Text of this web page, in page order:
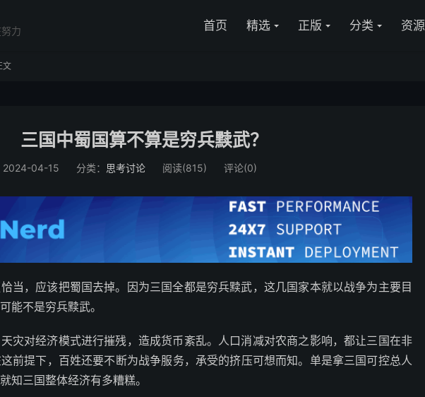
力
首页 精选 正版 分类 资源
文
三国中蜀国算不算是穷兵黩武？
2024-04-15 分类： 思考讨论 阅读(815) 评论(0)
当，应该把蜀国去掉。因为三国全都是穷兵黩武，这几国家本就以战争为主要目
能不是穷兵黩武。
灾对经济模式进行摧残，造成货币紊乱。人口消减对农商之影响，都让三国在非
前提下，百姓还要不断为战争服务，承受的挤压可想而知。单是拿三国可控总人
知三国整体经济有多糟糕。